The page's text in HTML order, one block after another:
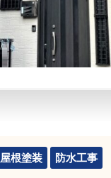
屋根塗装 防水工事